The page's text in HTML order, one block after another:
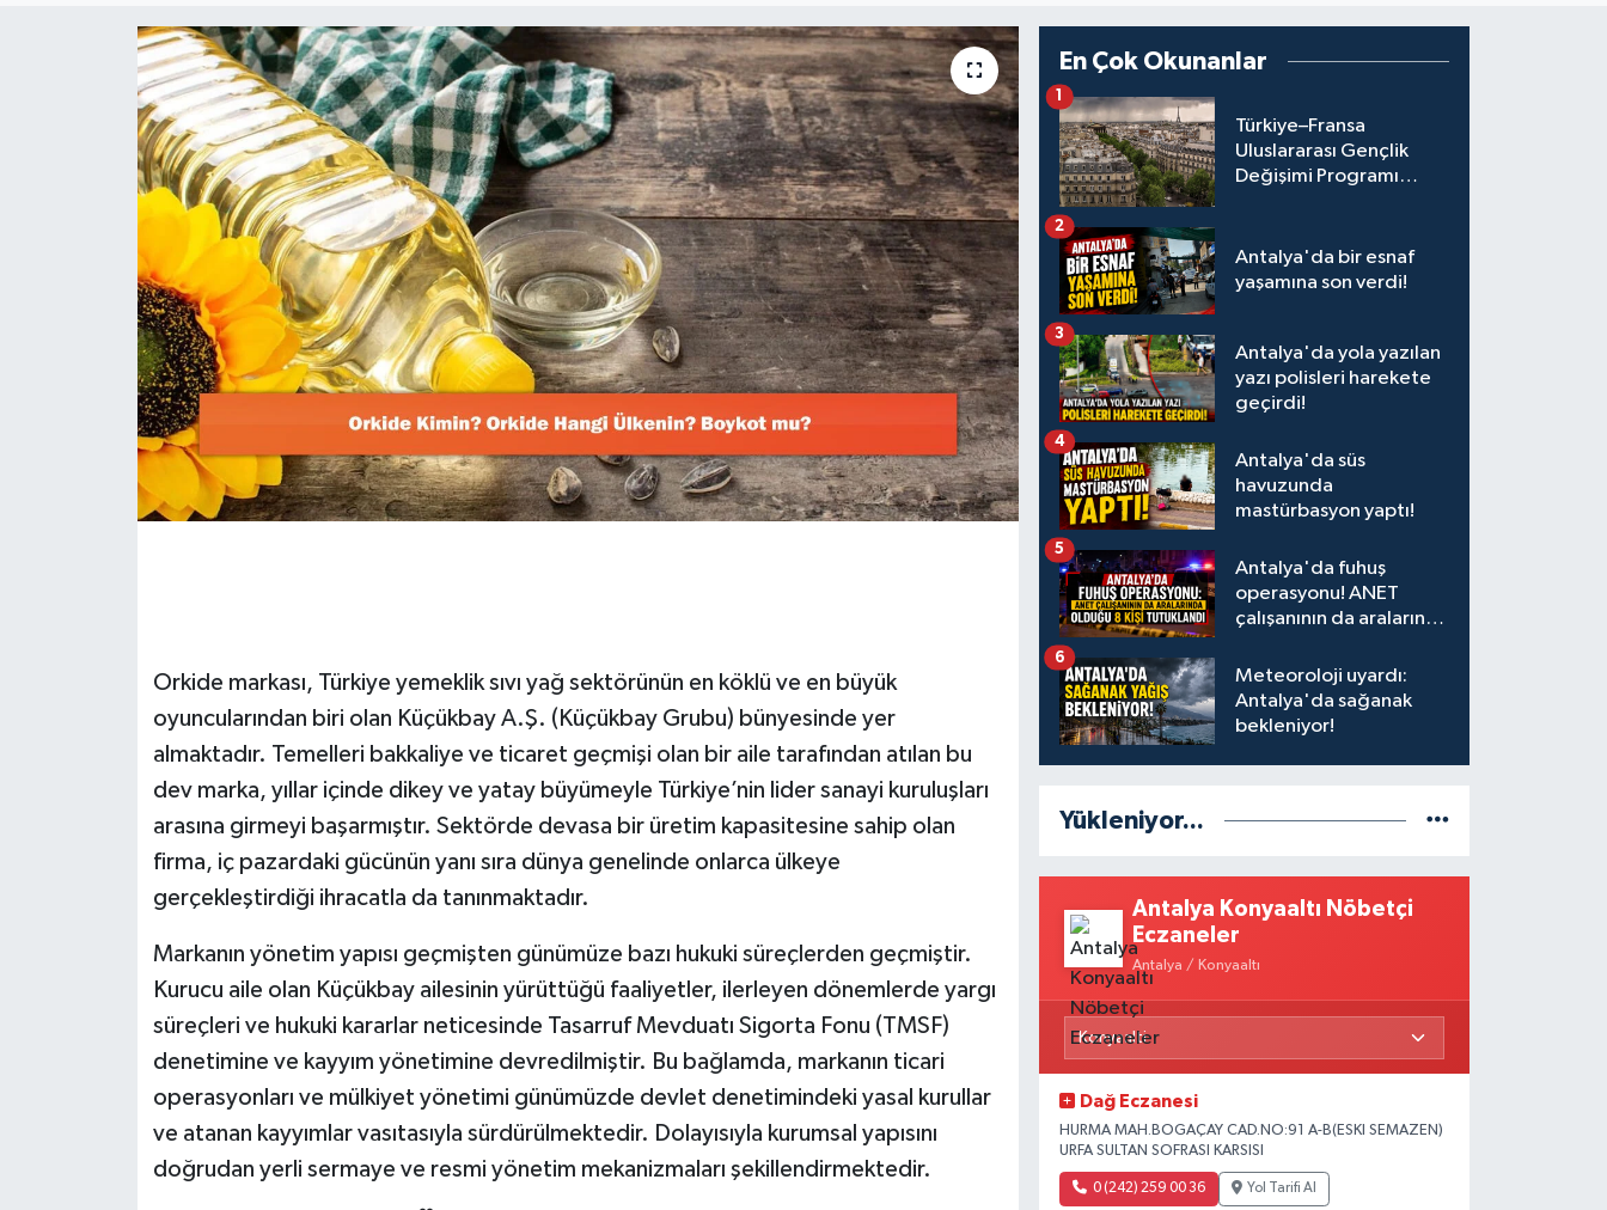
Orkide markası, Türkiye yemeklik sıvı yağ sektörünün en köklü ve en büyük
oyuncularından biri olan Küçükbay A.Ş. (Küçükbay Grubu) bünyesinde yer
almaktadır. Temelleri bakkaliye ve ticaret geçmişi olan bir aile tarafından atılan bu
dev marka, yıllar içinde dikey ve yatay büyümeyle Türkiye’nin lider sanayi kuruluşları
arasına girmeyi başarmıştır. Sektörde devasa bir üretim kapasitesine sahip olan
firma, iç pazardaki gücünün yanı sıra dünya genelinde onlarca ülkeye
gerçekleştirdiği ihracatla da tanınmaktadır.
Markanın yönetim yapısı geçmişten günümüze bazı hukuki süreçlerden geçmiştir.
Kurucu aile olan Küçükbay ailesinin yürüttüğü faaliyetler, ilerleyen dönemlerde yargı
süreçleri ve hukuki kararlar neticesinde Tasarruf Mevduatı Sigorta Fonu (TMSF)
denetimine ve kayyım yönetimine devredilmiştir. Bu bağlamda, markanın ticari
operasyonları ve mülkiyet yönetimi günümüzde devlet denetimindeki yasal kurullar
ve atanan kayyımlar vasıtasıyla sürdürülmektedir. Dolayısıyla kurumsal yapısını
doğrudan yerli sermaye ve resmi yönetim mekanizmaları şekillendirmektedir.
En Çok Okunanlar
Türkiye–Fransa
Uluslararası Gençlik
Değişimi Programı
1
Antalya'da bir esnaf
yaşamına son verdi!
2
Antalya'da yola yazılan
yazı polisleri harekete
geçirdi!
3
Antalya'da süs
havuzunda
mastürbasyon yaptı!
4
Antalya'da fuhuş
operasyonu! ANET
çalışanının da aralarında
5
Meteoroloji uyardı:
Antalya'da sağanak
bekleniyor!
6
Yükleniyor...
Antalya Konyaaltı Nöbetçi
Eczaneler
Antalya / Konyaaltı
Dağ Eczanesi
HURMA MAH.BOGAÇAY CAD.NO:91 A-B(ESKI SEMAZEN)
URFA SULTAN SOFRASI KARSISI
0 (242) 259 00 36 Yol Tarifi Al
Resmi Reklamlar